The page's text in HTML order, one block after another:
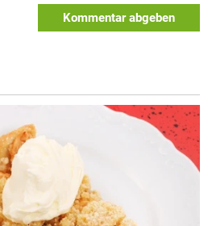
Kommentar abgeben